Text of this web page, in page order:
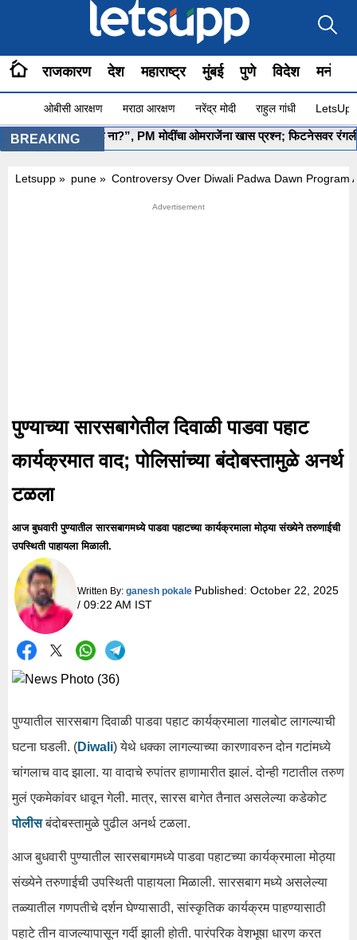
राजकारण देश महाराष्ट्र मुंबई पुणे विदेश
ओबीसी आरक्षण मराठा आरक्षण नरेंद्र मोदी राहुल गांधी
BREAKING
• ”योग सुरू आहे ना?”, PM मोदींचा ओमराजेंना खास प्रश्न; फिटनेसवर रंगली
Letsupp » pune » Controversy Over Diwali Padwa Dawn Program
पुण्याच्या सारसबागेतील दिवाळी पाडवा पहाट
कार्यक्रमात वाद; पोलिसांच्या बंदोबस्तामुळे अनर्थ
टळला
आज बुधवारी पुण्यातील सारसबागमध्ये पाडवा पहाटच्या कार्यक्रमाला मोठ्या संख्येने तरुणाईची
उपस्थिती पाहायला मिळाली.
Written By: ganesh pokale Published: October 22, 2025
/ 09:22 AM IST
पुण्यातील सारसबाग दिवाळी पाडवा पहाट कार्यक्रमाला गालबोट लागल्याची
घटना घडली. (Diwali) येथे धक्का लागल्याच्या कारणावरुन दोन गटांमध्ये
चांगलाच वाद झाला. या वादाचे रुपांतर हाणामारीत झालं. दोन्ही गटातील तरुण
मुलं एकमेकांवर धावून गेली. मात्र, सारस बागेत तैनात असलेल्या कडेकोट
पोलीस बंदोबस्तामुळे पुढील अनर्थ टळला.
आज बुधवारी पुण्यातील सारसबागमध्ये पाडवा पहाटच्या कार्यक्रमाला मोठ्या
संख्येने तरुणाईची उपस्थिती पाहायला मिळाली. सारसबाग मध्ये असलेल्या
तळ्यातील गणपतीचे दर्शन घेण्यासाठी, सांस्कृतिक कार्यक्रम पाहण्यासाठी
पहाटे तीन वाजल्यापासून गर्दी झाली होती. पारंपरिक वेशभूषा धारण करत